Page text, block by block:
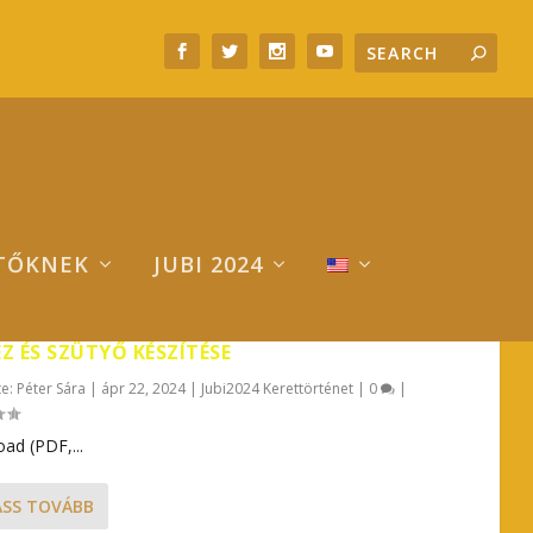
JUBI 2024
ÉS SZÜTYŐ KÉSZÍTÉSE
Péter Sára | ápr 22, 2024| Jubi2024 Kerettörténet | 0 |
(PDF,...
TOVÁBB